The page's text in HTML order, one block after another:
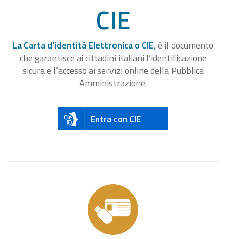
CIE
La Carta d’identità Elettronica o CIE, è il documento
che garantisce ai cittadini italiani l’identificazione
sicura e l’accesso ai servizi online della Pubblica
Amministrazione.
Entra con CIE